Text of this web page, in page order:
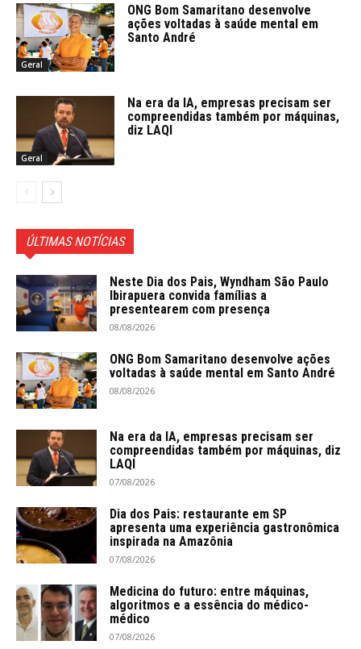
Geral
ONG Bom Samaritano desenvolve
ações voltadas à saúde mental em
Santo André
Geral
Na era da IA, empresas precisam ser
compreendidas também por máquinas,
diz LAQI
ÚLTIMAS NOTÍCIAS
Neste Dia dos Pais, Wyndham São Paulo
Ibirapuera convida famílias a
presentearem com presença
08/08/2026
ONG Bom Samaritano desenvolve ações
voltadas à saúde mental em Santo André
08/08/2026
Na era da IA, empresas precisam ser
compreendidas também por máquinas, diz
LAQI
07/08/2026
Dia dos Pais: restaurante em SP
apresenta uma experiência gastronômica
inspirada na Amazônia
07/08/2026
Medicina do futuro: entre máquinas,
algoritmos e a essência do médico-
médico
07/08/2026